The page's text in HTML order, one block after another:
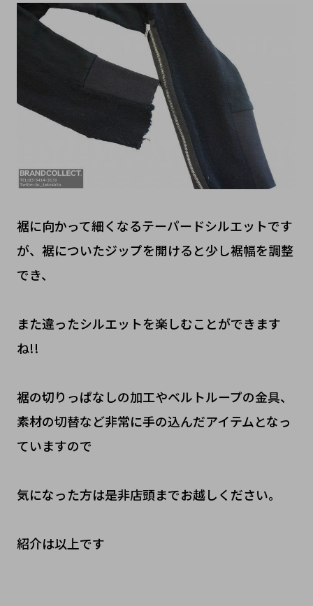
裾に向かって細くなるテーパードシルエットです
が、裾についたジップを開けると少し裾幅を調整
でき、
また違ったシルエットを楽しむことができます
ね!!
裾の切りっぱなしの加工やベルトループの金具、
素材の切替など非常に手の込んだアイテムとなっ
ていますので
気になった方は是非店頭までお越しください。
紹介は以上です